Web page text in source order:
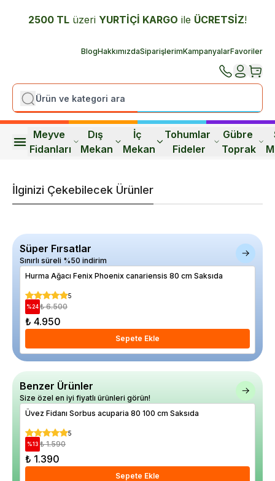
2500 TL üzeri YURTİÇİ KARGO ile ÜCRETSİZ!
BlogHakkımızdaSiparişlerimKampanyalarFavoriler
Meyve
Fidanları
Dış
Mekan
İç
Mekan
Tohumlar
Fideler
Gübre
Toprak
İlginizi Çekebilecek Ürünler
Süper Fırsatlar
Sınırlı süreli %50 indirim
Hurma Ağacı Fenix Phoenix canariensis 80 cm Saksıda
5
%24 ₺ 6.500
₺ 4.950
Sepete Ekle
Benzer Ürünler
Size özel en iyi fiyatlı ürünleri görün!
Üvez Fidanı Sorbus acuparia 80 100 cm Saksıda
5
%13 ₺ 1.590
₺ 1.390
Sepete Ekle